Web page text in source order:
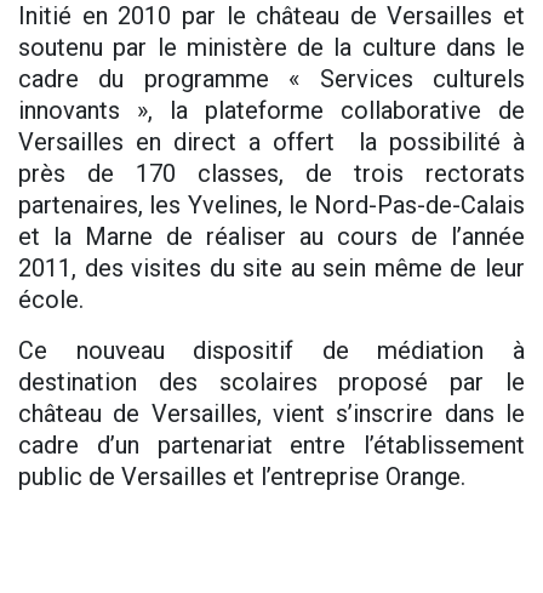
Initié en 2010 par le château de Versailles et
soutenu par le ministère de la culture dans le
cadre du programme « Services culturels
innovants », la plateforme collaborative de
Versailles en direct a offert la possibilité à
près de 170 classes, de trois rectorats
partenaires, les Yvelines, le Nord-Pas-de-Calais
et la Marne de réaliser au cours de l’année
2011, des visites du site au sein même de leur
école.
Ce nouveau dispositif de médiation à
destination des scolaires proposé par le
château de Versailles, vient s’inscrire dans le
cadre d’un partenariat entre l’établissement
public de Versailles et l’entreprise Orange.